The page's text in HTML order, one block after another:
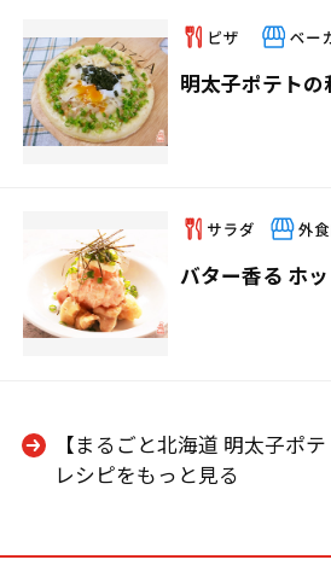
明太子ポテトの
バター香る ホ
【まるごと北海道 明太子ポ
レシピをもっと見る